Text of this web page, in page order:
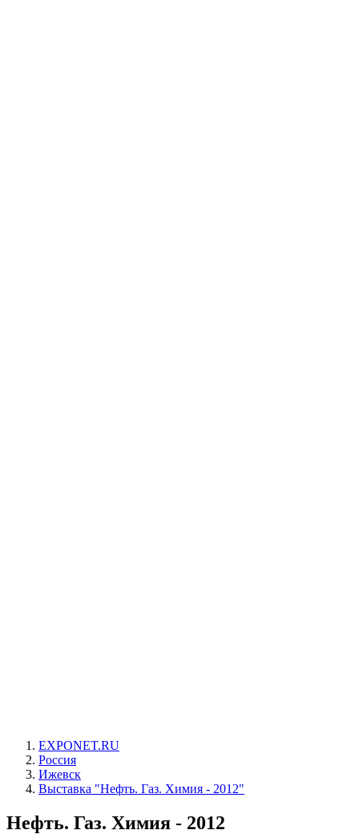
EXPONET.RU
Россия
Ижевск
Выставка "Нефть. Газ. Химия - 2012"
Нефть. Газ. Химия - 2012